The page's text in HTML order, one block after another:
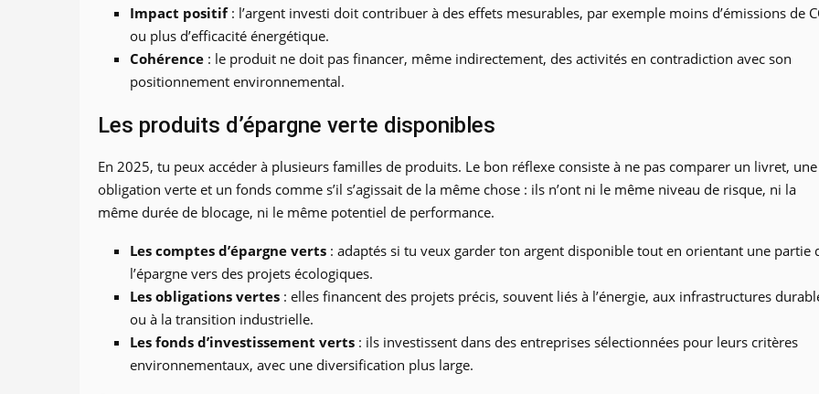
Impact positif: l’argent investi doit contribuer à des effets mesurables, par exemple moins d’émissions de
ou plus d’efficacité énergétique.
Cohérence : le produit ne doit pas financer, même indirectement, des activités en contradiction avec son
positionnement environnemental.
Les produits d’épargne verte disponibles
En 2025, tu peux accéder à plusieurs familles de produits. Le bon réflexe consiste à ne pas comparer un livret, une
obligation verte et un fonds comme s’il s’agissait de la même chose : ils n’ont ni le même niveau de risque, ni la
même durée de blocage, ni le même potentiel de performance.
Les comptes d’épargne verts : adaptés si tu veux garder ton argent disponible tout en orientant une partie
l’épargne vers des projets écologiques.
Les obligations vertes : elles financent des projets précis, souvent liés à l’énergie, aux infrastructures
ou à la transition industrielle.
Les fonds d’investissement verts : ils investissent dans des entreprises sélectionnées pour leurs critères
environnementaux, avec une diversification plus large.